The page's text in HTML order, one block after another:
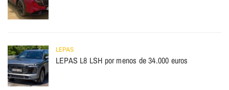
LEPAS
LEPAS L8 LSH por menos de 34.000 euros